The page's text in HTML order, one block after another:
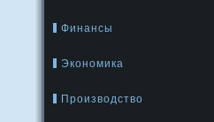
Финансы
Экономика
Производство